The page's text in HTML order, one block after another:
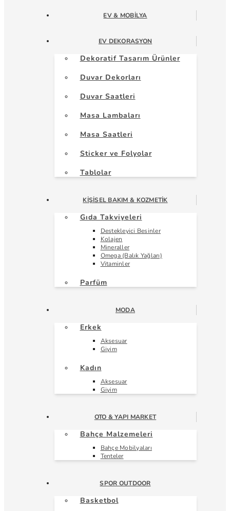
EV & MOBILYA
EV DEKORASYON
Dekoratif Tasarım Ürünler
Duvar Dekorları
Duvar Saatleri
Masa Lambaları
Masa Saatleri
Sticker ve Folyolar
Tablolar
KIŞISEL BAKIM & KOZMETIK
Gıda Takviyeleri
Destekleyici Besinler
Kolajen
Mineraller
Omega (Balık Yağları)
Vitaminler
Parfüm
MODA
Erkek
Aksesuar
Giyim
Kadın
Aksesuar
Giyim
OTO & YAPI MARKET
Bahçe Malzemeleri
Bahçe Mobilyaları
Tenteler
SPOR OUTDOOR
Basketbol